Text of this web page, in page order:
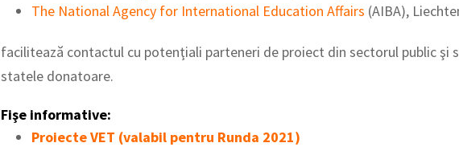
The National Agency for International Education Affairs (AIBA),
facilitează contactul cu potenţiali parteneri de proiect din sectorul public şi
statele donatoare.
Fişe informative:
Proiecte VET (valabil pentru Runda 2021)